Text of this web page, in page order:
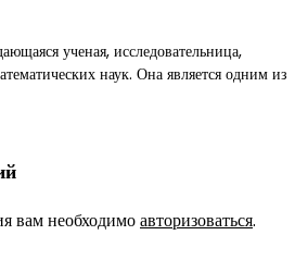
ученая, исследовательница,
наук. Она является одним из
вам необходимоавторизоваться.